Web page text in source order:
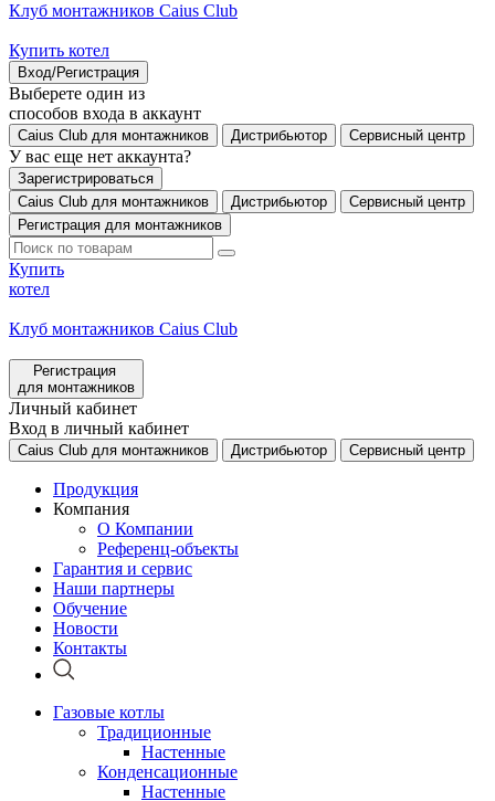
Клуб монтажников Caius Club
Купить котел
Вход/Регистрация
Выберете один из
способов входа в аккаунт
Caius Club для монтажников Дистрибьютор Сервисный центр
У вас еще нет аккаунта?
Зарегистрироваться
Caius Club для монтажников
Дистрибьютор
Сервисный центр
Регистрация для монтажников
Купить
котел
Клуб монтажников Caius Club
Регистрация
для монтажников
Личный кабинет
Вход в личный кабинет
Caius Club для монтажников Дистрибьютор Сервисный центр
Продукция
Компания
О Компании
Референц-объекты
Гарантия и сервис
Наши партнеры
Обучение
Новости
Контакты
Газовые котлы
Традиционные
Настенные
Конденсационные
Настенные